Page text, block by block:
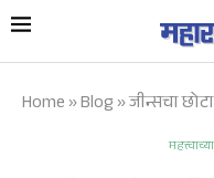
Home»Blog»जीन्सचा